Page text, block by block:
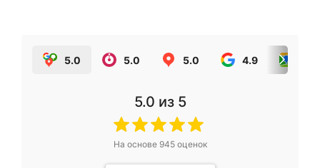
5.0 5.0 5.0 4.9
5.0 из 5
На основе 945оценок